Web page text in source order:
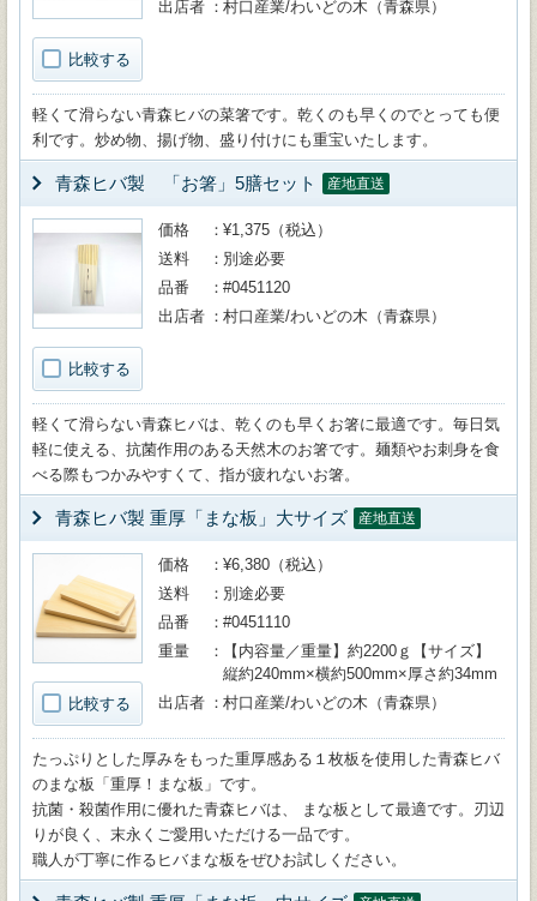
比較する
出店者
村口産業/わいどの木（青森県）
軽くて滑らない青森ヒバの菜箸です。乾くのも早くのでとっても便
利です。炒め物、揚げ物、盛り付けにも重宝いたします。
青森ヒバ製 「お箸」5膳セット 産地直送
比較する
価格
¥1,375（税込）
送料
別途必要
品番
#0451120
出店者
村口産業/わいどの木（青森県）
軽くて滑らない青森ヒバは、乾くのも早くお箸に最適です。毎日気
軽に使える、抗菌作用のある天然木のお箸です。麺類やお刺身を食
べる際もつかみやすくて、指が疲れないお箸。
青森ヒバ製 重厚「まな板」大サイズ 産地直送
比較する
価格
¥6,380（税込）
送料
別途必要
品番
#0451110
重量
【内容量／重量】約2200ｇ【サイズ】
縦約240mm×横約500mm×厚さ約34mm
出店者
村口産業/わいどの木（青森県）
たっぷりとした厚みをもった重厚感ある１枚板を使用した青森ヒバ
のまな板「重厚！まな板」です。
抗菌・殺菌作用に優れた青森ヒバは、 まな板として最適です。刃辺
りが良く、末永くご愛用いただける一品です。
職人が丁寧に作るヒバまな板をぜひお試しください。